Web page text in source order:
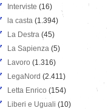
Interviste (16)
la casta (1.394)
La Destra (45)
La Sapienza (5)
Lavoro (1.316)
LegaNord (2.411)
Letta Enrico (154)
Liberi e Uguali (10)